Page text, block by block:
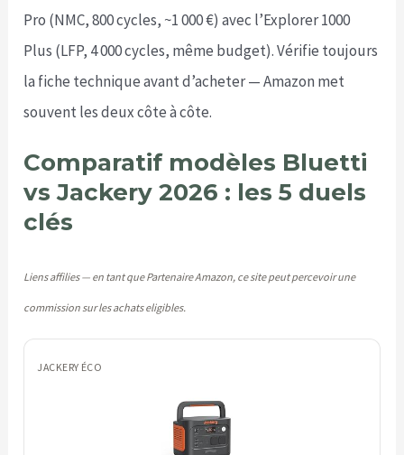
Pro (NMC, 800 cycles, ~1 000 €) avec l’Explorer 1000
Plus (LFP, 4 000 cycles, même budget). Vérifie toujours
la fiche technique avant d’acheter — Amazon met
souvent les deux côte à côte.
Comparatif modèles Bluetti
vs Jackery 2026 : les 5 duels
clés
Liens affilies — en tant que Partenaire Amazon, ce site peut percevoir une
commission sur les achats eligibles.
JACKERY ÉCO